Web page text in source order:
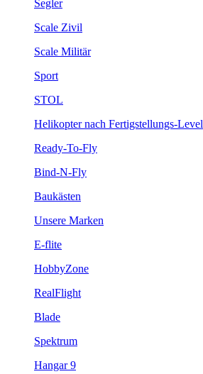
Segler
Scale Zivil
Scale Militär
Sport
STOL
Helikopter nach Fertigstellungs-Level
Ready-To-Fly
Bind-N-Fly
Baukästen
Unsere Marken
E-flite
HobbyZone
RealFlight
Blade
Spektrum
Hangar 9